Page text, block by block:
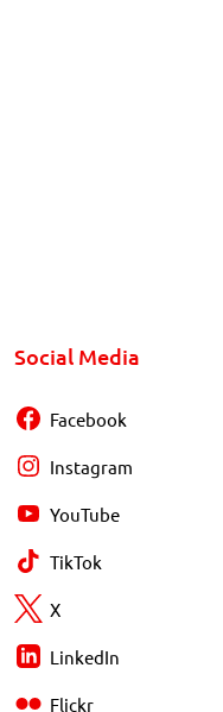
Social Media
Facebook
Instagram
YouTube
TikTok
X
LinkedIn
Flickr